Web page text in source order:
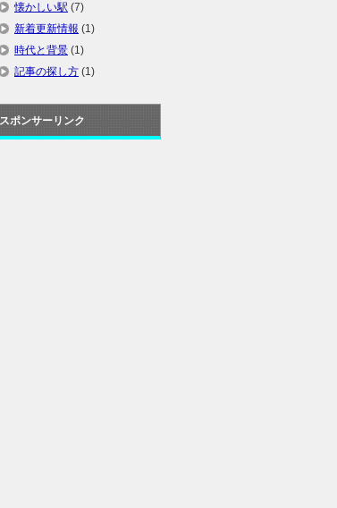
懐かしい駅 (7)
新着更新情報 (1)
時代と背景 (1)
記事の探し方 (1)
スポンサーリンク